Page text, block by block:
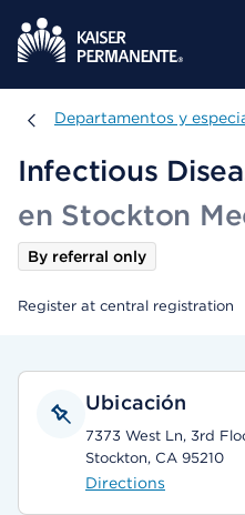
Departamentos y
Departamentos y
Infectious
en Stockton
By referral only
Register at central registration
Ubicación
7373 West Ln, 3rd
Stockton, CA 95210
Directions